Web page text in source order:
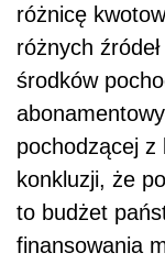
różnicę
różnych
środków
pochodzącej z
konkluzji, że
to budżet
finansowania